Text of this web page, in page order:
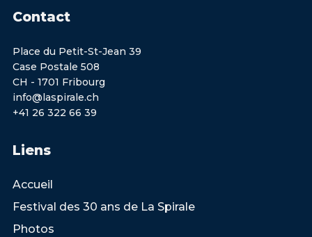
Contact
Place du Petit-St-Jean 39
Case Postale 508
CH - 1701 Fribourg
info@laspirale.ch
+41 26 322 66 39
Liens
Accueil
Festival des 30 ans de La Spirale
Photos